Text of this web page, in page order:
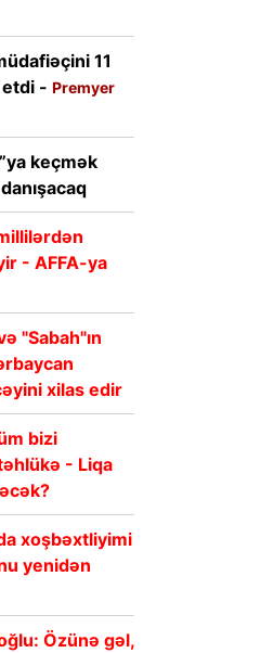
11
- Premyer
keçmək
- AFFA-ya
"Sabah"ın
xilas edir
bizi
- Liqa
xoşbəxtliyimi
yenidən
Özünə gəl,